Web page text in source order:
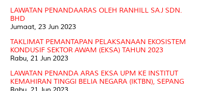
LAWATAN PENANDAARAS OLEH RANHILL SAJ SDN.
BHD
Jumaat, 23 Jun 2023
TAKLIMAT PEMANTAPAN PELAKSANAAN EKOSISTEM
KONDUSIF SEKTOR AWAM (EKSA) TAHUN 2023
Rabu, 21 Jun 2023
LAWATAN PENANDA ARAS EKSA UPM KE INSTITUT
KEMAHIRAN TINGGI BELIA NEGARA (IKTBN), SEPANG